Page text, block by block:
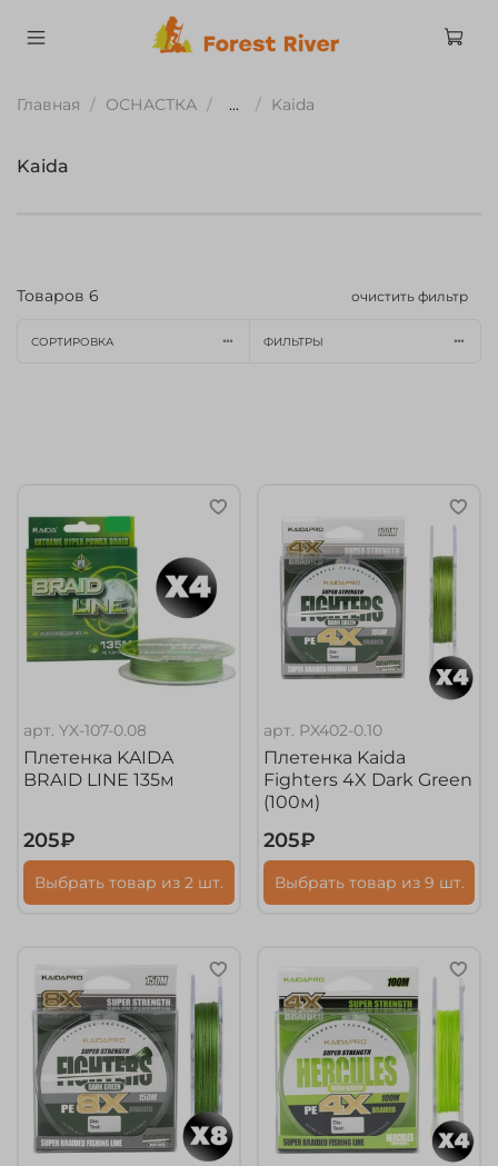
Главная ОСНАСТКА ... Kaida
Kaida
Товаров 6 очистить фильтр
СОРТИРОВКА ФИЛЬТРЫ
арт.YX-107-0.08
Плетенка KAIDA
BRAID LINE 135м
205₽
Выбрать товар из 2 шт.
арт. PX402-0.10
Плетенка Kaida
Fighters 4X Dark Green
(100м)
205₽
Выбрать товар из 9 шт.